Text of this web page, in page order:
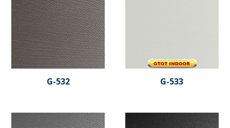
G-532 G-533